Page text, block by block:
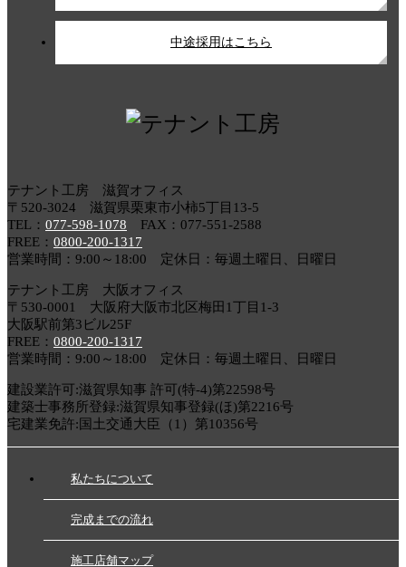
中途採用はこちら
テナント工房 滋賀オフィス
〒520-3024 滋賀県栗東市小柿5丁目13-5
TEL： 077-598-1078 FAX：077-551-2588
FREE： 0800-200-1317
営業時間：9:00～18:00 定休日：毎週土曜日、日曜日
テナント工房 大阪オフィス
〒530-0001 大阪府大阪市北区梅田1丁目1-3
大阪駅前第3ビル25F
FREE： 0800-200-1317
営業時間：9:00～18:00 定休日：毎週土曜日、日曜日
建設業許可:滋賀県知事 許可(特-4)第22598号
建築士事務所登録:滋賀県知事登録(ほ)第2216号
宅建業免許:国土交通大臣（1）第10356号
私たちについて
完成までの流れ
施工店舗マップ